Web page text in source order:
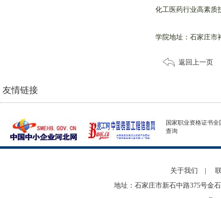
化工医药行业高素质
学院地址：石家庄市
返回上一页
友情链接
国家职业资格证书全
查询
关于我们
地址：石家庄市新石中路375号金